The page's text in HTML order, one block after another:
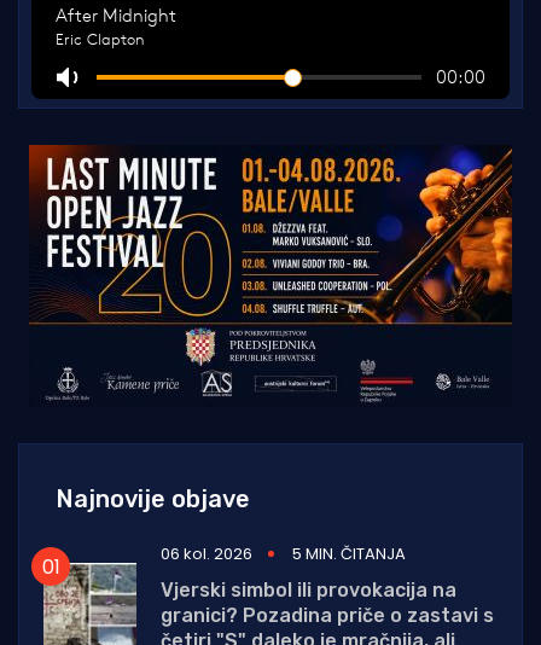
Najnovije objave
06 kol. 2026
5 MIN. ČITANJA
Vjerski simbol ili provokacija na
granici? Pozadina priče o zastavi s